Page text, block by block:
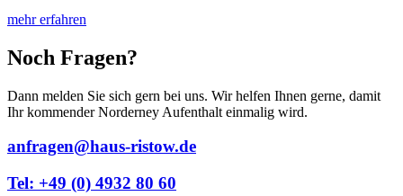
mehr erfahren
Noch Fragen?
Dann melden Sie sich gern bei uns. Wir helfen Ihnen gerne, damit
Ihr kommender Norderney Aufenthalt einmalig wird.
anfragen@haus-ristow.de
Tel: +49 (0) 4932 80 60